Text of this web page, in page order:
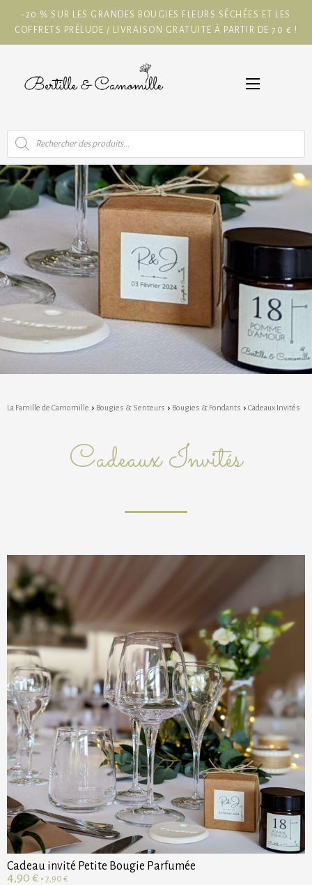
-20 % SUR LES GRANDES BOUGIES FLEURS SÉCHÉES ET LES
COFFRETS PRÉLUDE / LIVRAISON GRATUITE À PARTIR DE 70 € !
Recherche
de
produits
La Famille de Camomille Bougies & Senteurs Bougies & Fondants Cadeaux Invités
Cadeaux Invités
Cadeau invité Petite Bougie Parfumée
4,90 € - 7,90 €